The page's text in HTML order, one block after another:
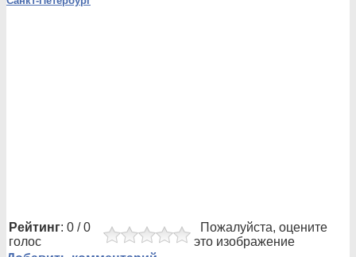
Рейтинг: 0 / 0
голос
Пожалуйста, оцените
это изображение